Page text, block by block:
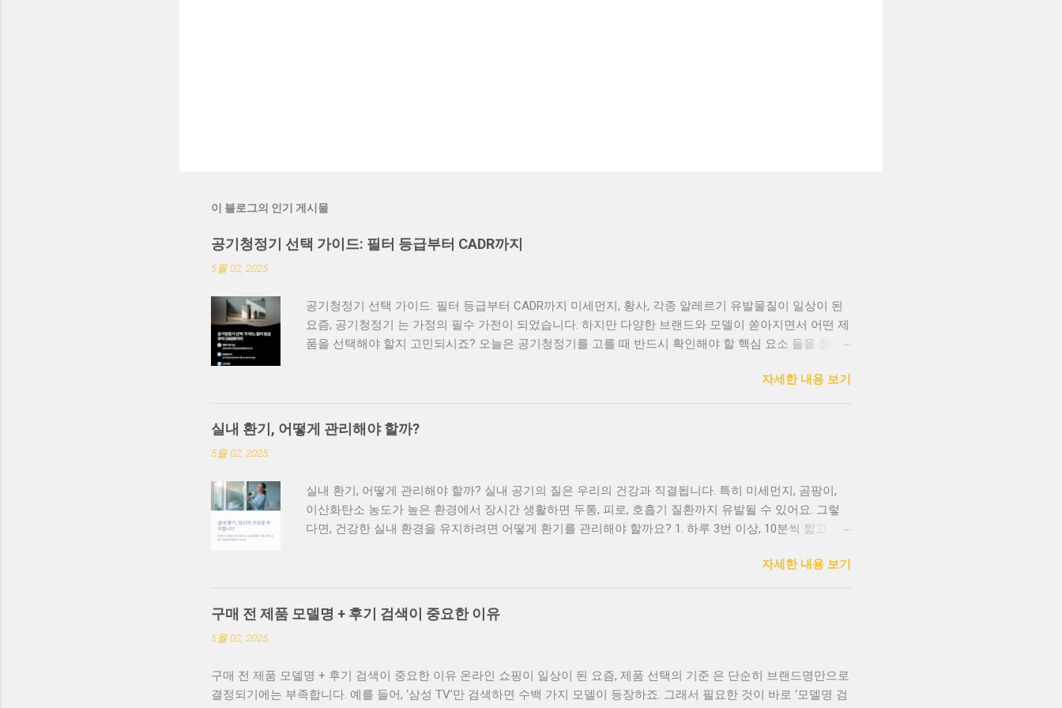
이 블로그의 인기 게시물
공기청정기 선택 가이드: 필터 등급부터 CADR까지
5월 02, 2025
공기청정기 선택 가이드: 필터 등급부터 CADR까지 미세먼지, 황사, 각종 알레르기 유발물질이 일상이 된
요즘, 공기청정기 는 가정의 필수 가전이 되었습니다. 하지만 다양한 브랜드와 모델이 쏟아지면서 어떤 제
품을 선택해야 할지 고민되시죠? 오늘은 공기청정기를 고를 때 반드시 확인해야 할 핵심 요소 들을 정리
Efficiency Particulate Air) 는 공기 중의 미세 입자를 제거하는 데 매우 중요한 역할을 합니다. H13~H14 등
급 : 99.95~99.995%의 초미세먼지까지 제거 가능 E11~E12 등급 : 95~99.5% 수준의 정화력 일반적인 생활
환경에서는 H13 이상을 사용하는 제품이 더욱 효과적입니다. 2. CADR 수치가 높을수록 좋은 건가요?
CADR(Clean Air Delivery Rate) 는 단위 시간당 얼마나 많은 공기를 정화할 수 있는지를 나타내는 지표입니
다 20~30% 넉넉한 정화면적 을 가진 모델을 선택하는 것이 좋습니다. 예: 10평(약 33㎡)의 공간이라면, 최
소 40㎡ 이상 정화면적의 제품을 추천합니다. 4. 소음과 전력 소비도 고려해야 조용한 수면 환경이 중요하
다면 저소음 모드(30dB 이하) 가 있는 제품을 선택하세요. 또한 하루 종일 사용할 경우 전력 소비량 도 무
요리 냄새 제거에 효과적 가습 기능 : 건조한 겨울철에 유용 6. 필터 교체 주기와 유지비용 공기청정기 구
매 ...
자세한 내용 보기
실내 환기, 어떻게 관리해야 할까?
5월 02, 2025
실내 환기, 어떻게 관리해야 할까? 실내 공기의 질은 우리의 건강과 직결됩니다. 특히 미세먼지, 곰팡이,
이산화탄소 농도가 높은 환경에서 장시간 생활하면 두통, 피로, 호흡기 질환까지 유발될 수 있어요. 그렇
다면, 건강한 실내 환경을 유지하려면 어떻게 환기를 관리해야 할까요? 1. 하루 3번 이상, 10분씩 짧고 강
를 골라 5~10분간 맞통풍이 되도록 창문을 활짝 여는 것이 좋아요. 2. 공기 질이 좋은 시간에 환기하세요
외부 공기 질이 나쁜 날, 특히 미세먼지 농도가 높은 날은 환기를 자제하고 공기청정기를 사용하는 것이
좋습니다. 환기를 해야 한다면 미세먼지가 낮은 오전 시간대(대체로 10시 이전)를 추천드려요. 3. 실내 이
산화탄소 농도 체크 사람이 머무는 공간일수록 이산화탄소 농도가 빠르게 올라갑니다. 특히 회의실, 학원,
샤워 후 곰팡이 방지를 위해 20~30분간 문을 열어두거나 환풍기를 작동시켜야 하죠. 5. 공기청정기와 환
기는 함께! 공기청정기는 실내 부유 입자를 줄이는 데 효과적이지만, 이산화탄소나 실내 습도 조절에는 한
자세한 내용 보기
구매 전 제품 모델명 + 후기 검색이 중요한 이유
5월 02, 2025
구매 전 제품 모델명 + 후기 검색이 중요한 이유 온라인 쇼핑이 일상이 된 요즘, 제품 선택의 기준 은 단순히 브랜드명만으로
결정되기에는 부족합니다. 예를 들어, ‘삼성 TV’만 검색하면 수백 가지 모델이 등장하죠. 그래서 필요한 것이 바로 ‘모델명 검